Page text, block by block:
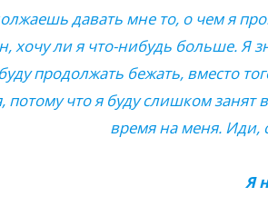
давать мне то, о чем я
хочу ли я что-нибудь больше. Я
продолжать бежать, вместо
потому что я буду слишком
время на меня. Иди,
Я